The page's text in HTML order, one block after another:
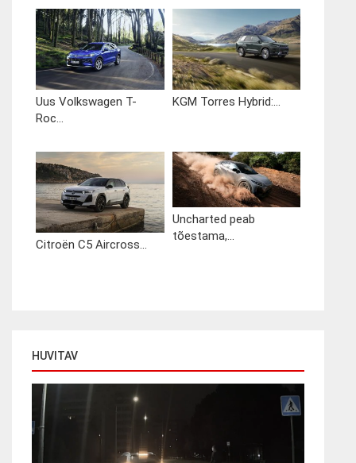
Uus Volkswagen T-
Roc...
KGM Torres Hybrid:...
Citroën C5 Aircross...
Uncharted peab
tõestama,...
HUVITAV